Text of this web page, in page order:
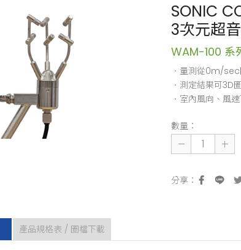
SONIC
3次元超
WAM-100 系
．量測從0m/
．測定結果可3D
．室內風向、風
數量：
產品規格表 / 圖檔下載